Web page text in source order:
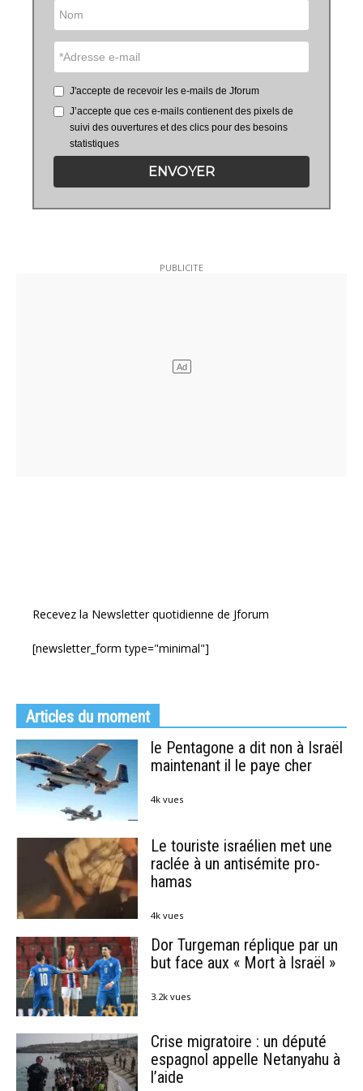
J'accepte de recevoir les e-mails de Jforum
J’accepte que ces e-mails contienent des pixels de
suivi des ouvertures et des clics pour des besoins
statistiques
ENVOYER
Recevez la Newsletter quotidienne de Jforum
[newsletter_form type="minimal"]
Articles du moment
le Pentagone a dit non à Israël
maintenant il le paye cher
4k vues
Le touriste israélien met une
raclée à un antisémite pro-
hamas
4k vues
Dor Turgeman réplique par un
but face aux « Mort à Israël »
3.2k vues
Crise migratoire : un député
espagnol appelle Netanyahu à
l’aide